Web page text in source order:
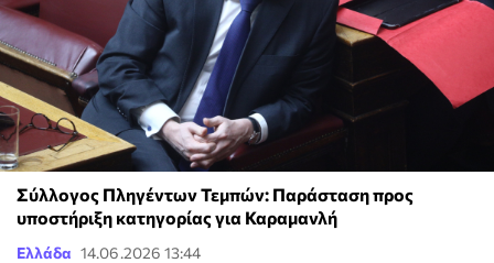
Σύλλογος Πληγέντων Τεμπών: Παράσταση προς
υποστήριξη κατηγορίας για Καραμανλή
Ελλάδα 14.06.2026 13:44